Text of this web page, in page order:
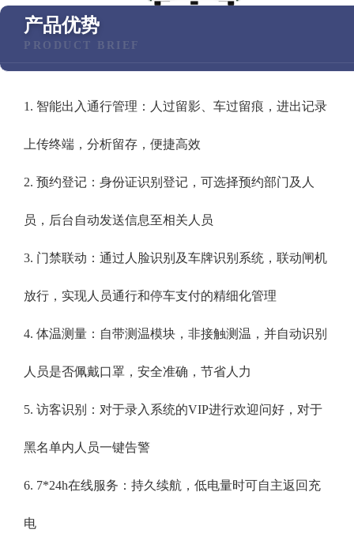
产品优势
PRODUCT BRIEF
1. 智能出入通行管理：人过留影、车过留痕，进出记录
上传终端，分析留存，便捷高效
2. 预约登记：身份证识别登记，可选择预约部门及人
员，后台自动发送信息至相关人员
3. 门禁联动：通过人脸识别及车牌识别系统，联动闸机
放行，实现人员通行和停车支付的精细化管理
4. 体温测量：自带测温模块，非接触测温，并自动识别
人员是否佩戴口罩，安全准确，节省人力
5. 访客识别：对于录入系统的VIP进行欢迎问好，对于
黑名单内人员一键告警
6. 7*24h在线服务：持久续航，低电量时可自主返回充
电